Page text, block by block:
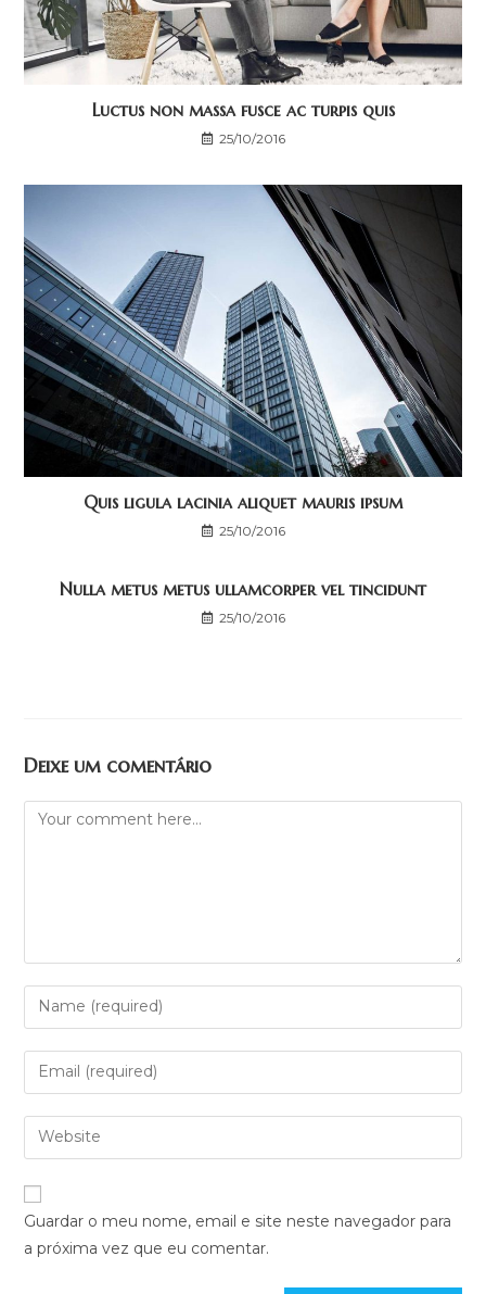
Luctus non massa fusce ac turpis quis
25/10/2016
Quis ligula lacinia aliquet mauris ipsum
25/10/2016
Nulla metus metus ullamcorper vel tincidunt
25/10/2016
Deixe um comentário
Guardar o meu nome, email e site neste navegador para
a próxima vez que eu comentar.